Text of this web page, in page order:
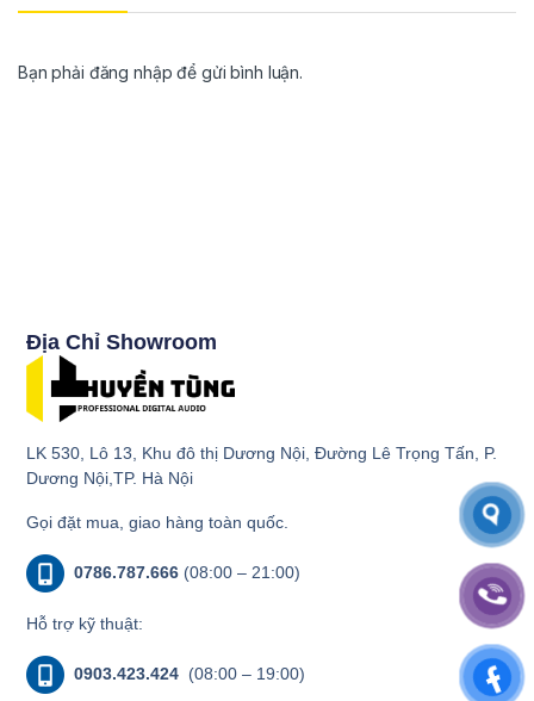
Bạn phải đăng nhập để gửi bình luận.
Địa Chỉ Showroom
LK 530, Lô 13, Khu đô thị Dương Nội, Đường Lê Trọng Tấn, P.
Dương Nội,TP. Hà Nội
Gọi đặt mua, giao hàng toàn quốc.
0786.787.666 (08:00 – 21:00)
Hỗ trợ kỹ thuật:
0903.423.424 (08:00 – 19:00)